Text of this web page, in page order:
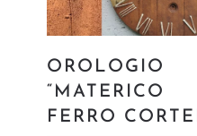
OROLOGIO
“MATERICO
FERRO